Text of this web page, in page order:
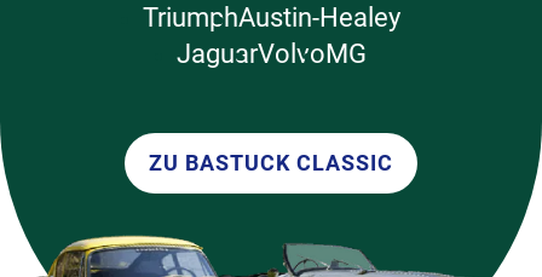
TriumphAustin-Healey
JaguarVolvoMG
ZU BASTUCK CLASSIC